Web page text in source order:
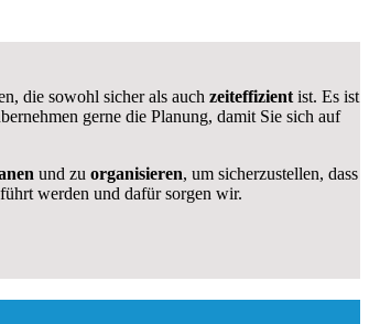
die sowohl sicher als auch zeiteffizientist. Es ist
gerne die Planung, damit Sie sich auf
und zu organisieren, um sicherzustellen, dass
werden und dafür sorgen wir.